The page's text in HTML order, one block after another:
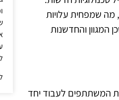
מה שמפחית עלויות
המגוון והחדשנות
המשתתפים לעבוד יחד